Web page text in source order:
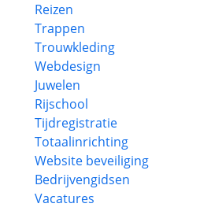
Reizen
Trappen
Trouwkleding
Webdesign
Juwelen
Rijschool
Tijdregistratie
Totaalinrichting
Website beveiliging
Bedrijvengidsen
Vacatures